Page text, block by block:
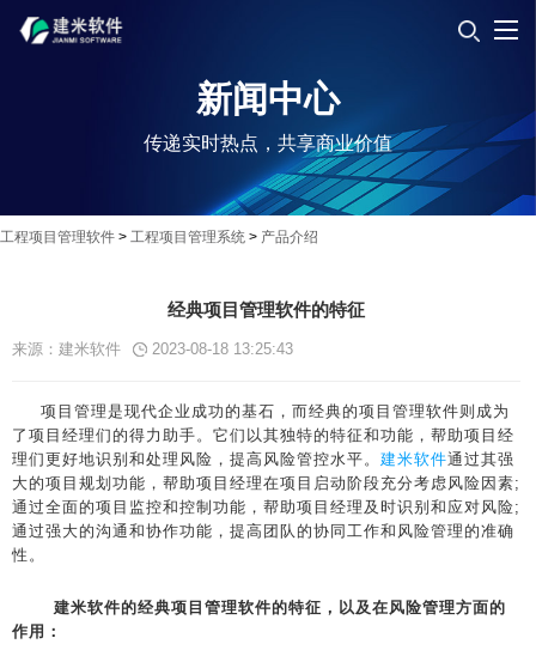
新闻中心
传递实时热点，共享商业价值
工程项目管理软件 > 工程项目管理系统 > 产品介绍
经典项目管理软件的特征
来源：建米软件 2023-08-18 13:25:43
项目管理是现代企业成功的基石，而经典的项目管理软件则成为
了项目经理们的得力助手。它们以其独特的特征和功能，帮助项目经
理们更好地识别和处理风险，提高风险管控水平。 建米软件通过其强
大的项目规划功能，帮助项目经理在项目启动阶段充分考虑风险因素;
通过全面的项目监控和控制功能，帮助项目经理及时识别和应对风险;
通过强大的沟通和协作功能，提高团队的协同工作和风险管理的准确
性。
建米软件的经典项目管理软件的特征，以及在风险管理方面的
作用：